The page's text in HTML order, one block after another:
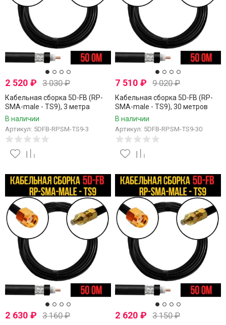
2 520 ₽ 3 030₽
Кабельная сборка 5D-FB (RP-
SMA-male - TS9), 3 метра
В наличии
Артикул: 5DFB-RPSM-TS9-3
7 510₽ 9 020₽
Кабельная сборка 5D-FB (RP-
SMA-male - TS9), 30 метров
В наличии
Артикул: 5DFB-RPSM-TS9-30
2 630 ₽ 3 160₽ 2 620₽ 3 150₽